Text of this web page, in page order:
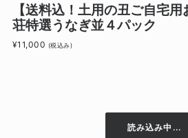
【送料込！土用の丑ご自宅
荘特選うなぎ並４パック
¥11,000 (税込み)
読み込み中...